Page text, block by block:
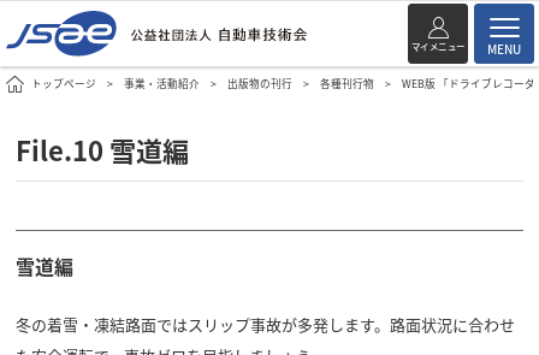
マイメニュー MENU
トップページ 事業・活動紹介 出版物の刊行 各種刊行物 WEB版 「ドライブレコー
File.10 雪道編
雪道編
冬の着雪・凍結路面ではスリップ事故が多発します。路面状況に合わせ